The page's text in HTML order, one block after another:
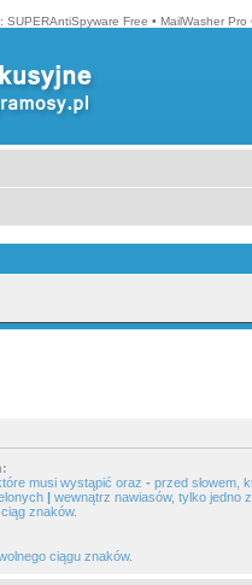
: SUPERAntiSpyware Free • MailWasher Pro
musi wystąpić oraz - przed słowem,
| wewnątrz nawiasów, tylko jedno
znaków.
ciągu znaków.